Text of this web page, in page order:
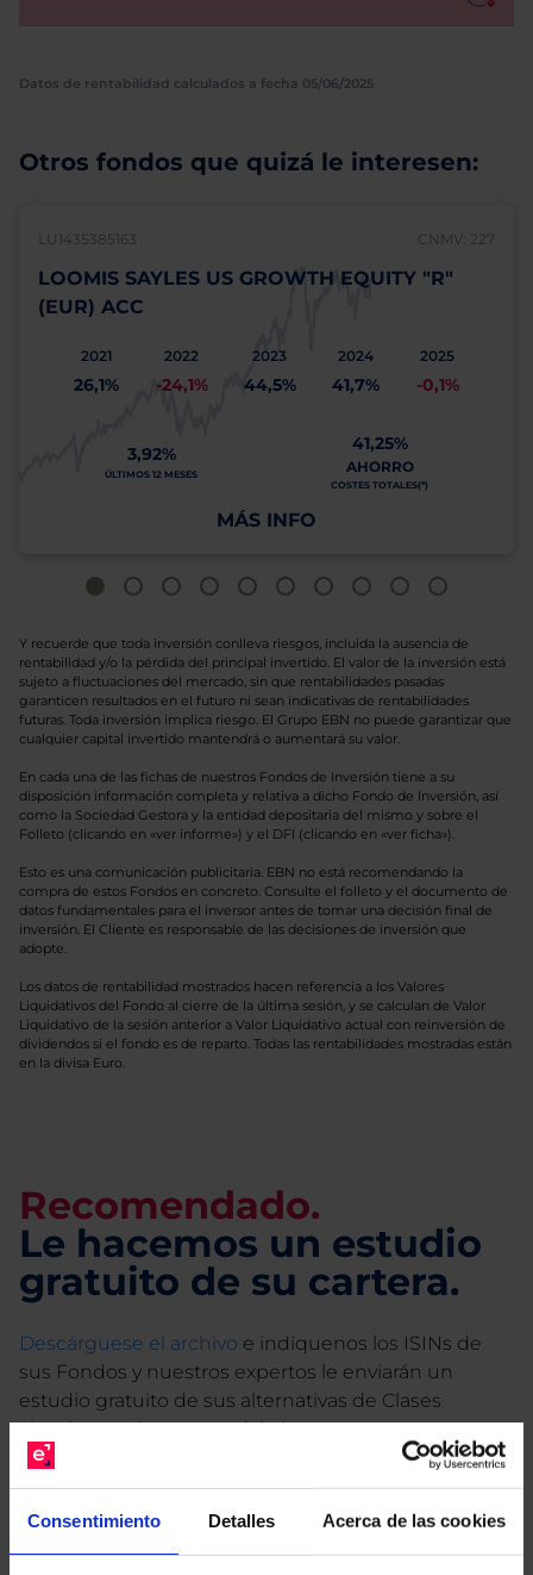
Consentimiento Detalles Acerca de las cookies
Datos de rentabilidad calculados a fecha 05/06/2025
Otros fondos que quizá le interesen:
LU1435385163 CNMV: 227
LOOMIS SAYLES US GROWTH EQUITY "R"
(EUR) ACC
2021
26,1%
2022
-24,1%
2023
44,5%
2024
41,7%
2025
-0,1%
3,92%
ÚLTIMOS 12 MESES
41,25%
AHORRO
COSTES TOTALES(*)
MÁS INFO
Y recuerde que toda inversión conlleva riesgos, incluida la ausencia de
rentabilidad y/o la pérdida del principal invertido. El valor de la inversión está
sujeto a fluctuaciones del mercado, sin que rentabilidades pasadas
garanticen resultados en el futuro ni sean indicativas de rentabilidades
futuras. Toda inversión implica riesgo. El Grupo EBN no puede garantizar que
cualquier capital invertido mantendrá o aumentará su valor.
En cada una de las fichas de nuestros Fondos de Inversión tiene a su
disposición información completa y relativa a dicho Fondo de Inversión, así
como la Sociedad Gestora y la entidad depositaria del mismo y sobre el
Folleto (clicando en «ver informe») y el DFI (clicando en «ver ficha»).
Esto es una comunicación publicitaria. EBN no está recomendando la
compra de estos Fondos en concreto. Consulte el folleto y el documento de
datos fundamentales para el inversor antes de tomar una decisión final de
inversión. El Cliente es responsable de las decisiones de inversión que
adopte.
Los datos de rentabilidad mostrados hacen referencia a los Valores
Liquidativos del Fondo al cierre de la última sesión, y se calculan de Valor
Liquidativo de la sesión anterior a Valor Liquidativo actual con reinversión de
dividendos si el fondo es de reparto. Todas las rentabilidades mostradas están
en la divisa Euro.
Recomendado.
Le hacemos un estudio
gratuito de su cartera.
Descárguese el archivo e indíquenos los ISINs de
sus Fondos y nuestros expertos le enviarán un
estudio gratuito de sus alternativas de Clases
Limpias con las que podrá ahorrar en sus costes.